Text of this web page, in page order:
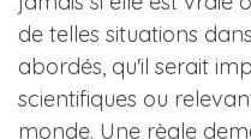
de telles situations
abordés, qu'il serait
scientifiques ou
monde. Une règle